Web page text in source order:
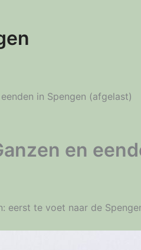
in Spengen (afgelast)
en
te voet naar de